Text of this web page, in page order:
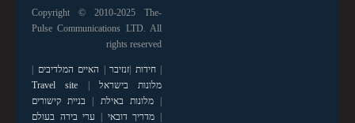
Copyright © 2010-2025 The-
Pulse Communications LTD. All
rights reserved
|חידות |זנזיבר | האיים המלדיבים |
מלונות בישראל |
Travel site
|מלונות באילת | בניית קישורים
| מדריך דובאי | ערי בירה בעולם